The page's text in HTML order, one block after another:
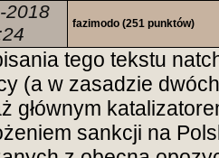
2018
fazimodo (251 punktów)
tego tekstu
(a w zasadzie
głównym
sankcji na